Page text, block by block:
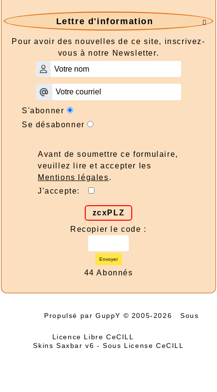

Lettre d'information
Pour avoir des nouvelles de ce site, inscrivez-
vous à notre Newsletter.
S'abonner
Se désabonner
Avant de soumettre ce formulaire,
veuillez lire et accepter les
Mentions légales.
J'accepte:
zcxPLZ
Recopier le code :
Envoyer
44 Abonnés
Propulsé par GuppY © 2005-2026 Sous
Licence Libre CeCILL
Skins Saxbar v6 -Sous License CeCILL